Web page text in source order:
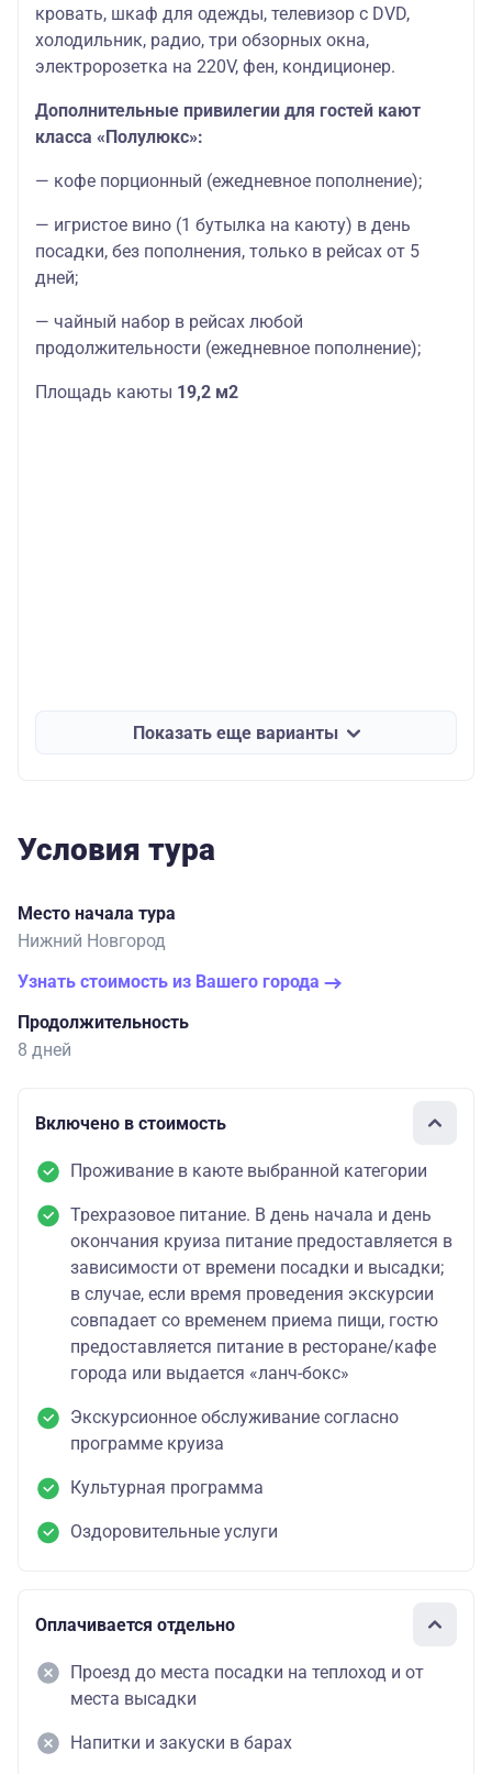
кровать, шкаф для одежды, телевизор c DVD,
холодильник, радио, три обзорных окна,
электророзетка на 220V, фен, кондиционер.
Дополнительные привилегии для гостей кают
класса «Полулюкс»:
— кофе порционный (ежедневное пополнение);
— игристое вино (1 бутылка на каюту) в день
посадки, без пополнения, только в рейсах от 5
дней;
— чайный набор в рейсах любой
продолжительности (ежедневное пополнение);
Площадь каюты 19,2 м2
Показать еще варианты
Условия тура
Место начала тура
Нижний Новгород
Узнать стоимость из Вашего города
Продолжительность
8 дней
Включено в стоимость
Проживание в каюте выбранной категории
Трехразовое питание. В день начала и день
окончания круиза питание предоставляется в
зависимости от времени посадки и высадки;
в случае, если время проведения экскурсии
совпадает со временем приема пищи, гостю
предоставляется питание в ресторане/кафе
города или выдается «ланч-бокс»
Экскурсионное обслуживание согласно
программе круиза
Культурная программа
Оздоровительные услуги
Оплачивается отдельно
Проезд до места посадки на теплоход и от
места высадки
Напитки и закуски в барах